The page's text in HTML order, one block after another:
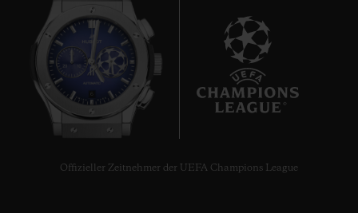
Offizieller Zeitnehmer der UEFA Champions League